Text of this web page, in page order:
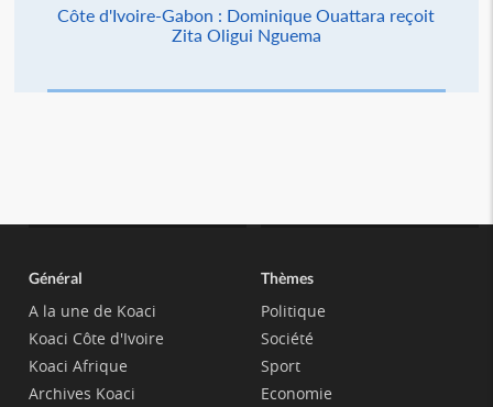
Côte d'Ivoire-Gabon : Dominique Ouattara reçoit
Zita Oligui Nguema
Général
A la une de Koaci
Koaci Côte d'Ivoire
Koaci Afrique
Archives Koaci
Thèmes
Politique
Société
Sport
Economie